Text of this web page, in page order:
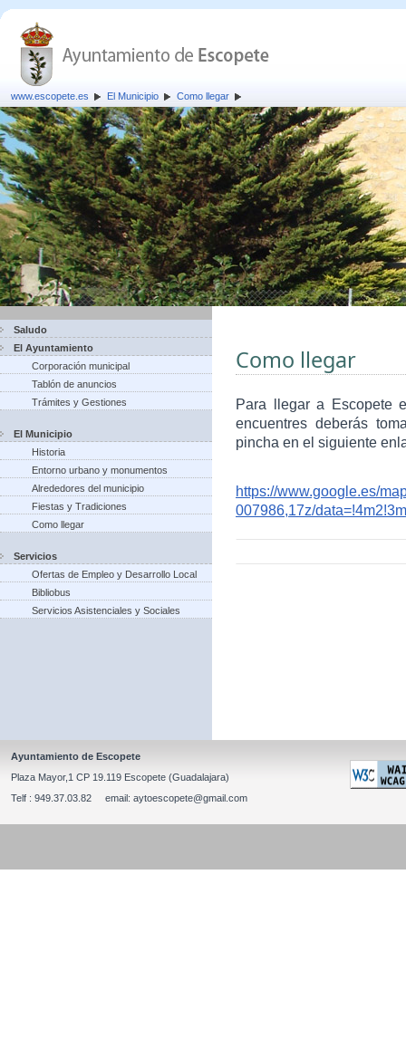
www.escopete.es El Municipio Como llegar
Saludo
El Ayuntamiento
Corporación municipal
Tablón de anuncios
Trámites y Gestiones
El Municipio
Historia
Entorno urbano y monumentos
Alrededores del municipio
Fiestas y Tradiciones
Como llegar
Servicios
Ofertas de Empleo y Desarrollo Local
Bibliobus
Servicios Asistenciales y Sociales
Como llegar
Para llegar a Escopete
encuentres deberás
pincha en el siguiente
https://www.google.es/
007986,17z/
Ayuntamiento de Escopete
Plaza Mayor,1 CP 19.119 Escopete (Guadalajara)
Telf : 949.37.03.82 email: aytoescopete@gmail.com